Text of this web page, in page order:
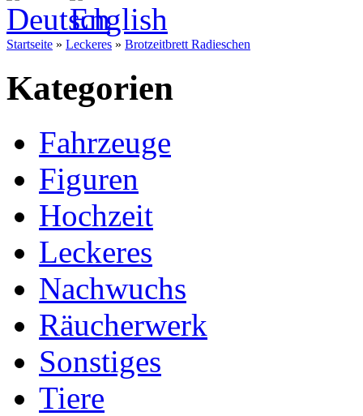
Startseite » Leckeres » Brotzeitbrett Radieschen
Kategorien
Fahrzeuge
Figuren
Hochzeit
Leckeres
Nachwuchs
Räucherwerk
Sonstiges
Tiere